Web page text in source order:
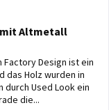
mit Altmetall
Factory Design ist ein
das Holz wurden in
Used Look ein
die...